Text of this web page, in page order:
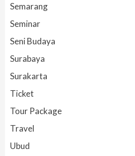
Semarang
Seminar
Seni Budaya
Surabaya
Surakarta
Ticket
Tour Package
Travel
Ubud